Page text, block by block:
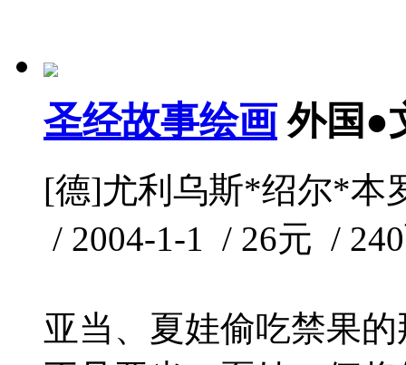
圣经故事绘画 外国●
[德]尤利乌斯*绍尔*本
/ 2004-1-1 / 26元 /
亚当、夏娃偷吃禁果